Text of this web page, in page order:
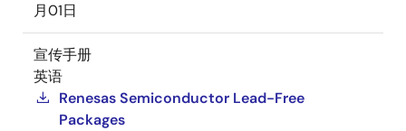
月01日
宣传手册
英语
Renesas Semiconductor Lead-Free
Packages